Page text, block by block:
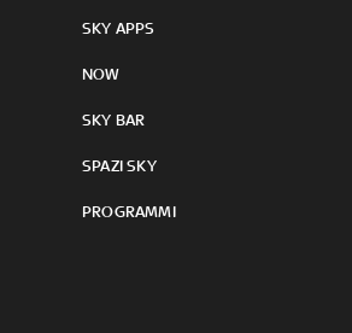
SKY APPS
NOW
SKY BAR
SPAZI SKY
PROGRAMMI